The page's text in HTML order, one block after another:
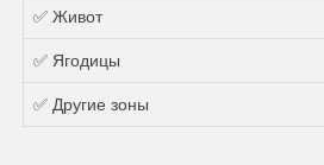
✅ Живот
✅ Ягодицы
✅ Другие зоны